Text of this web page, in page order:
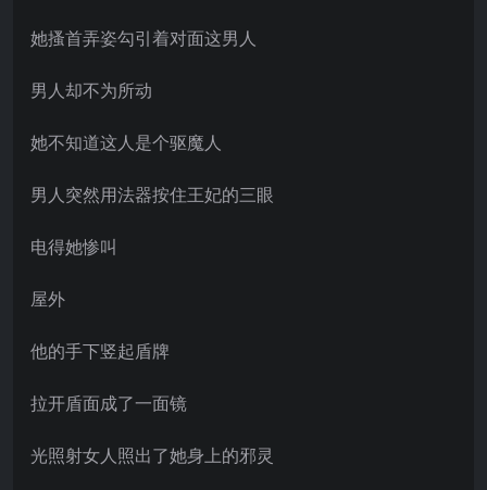
她搔首弄姿勾引着对面这男人
男人却不为所动
她不知道这人是个驱魔人
男人突然用法器按住王妃的三眼
电得她惨叫
屋外
他的手下竖起盾牌
拉开盾面成了一面镜
光照射女人照出了她身上的邪灵